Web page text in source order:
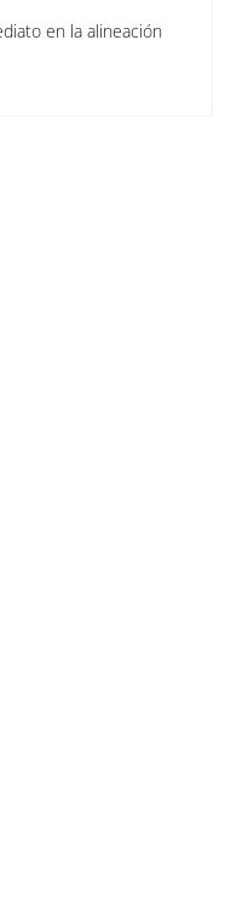
en la alineación